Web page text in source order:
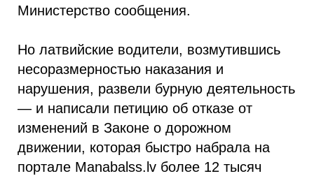
Министерство сообщения.
Но латвийские водители, возмутившись
несоразмерностью наказания и
нарушения, развели бурную деятельность
— и написали петицию об отказе от
изменений в Законе о дорожном
движении, которая быстро набрала на
портале Manabalss.lv более 12 тысяч